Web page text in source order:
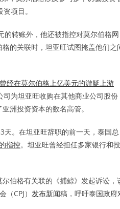
项目。
转账外，他还被指控对莫尔伯格网
的关联时，坦亚旺试图掩盖他们之
经在莫尔伯格上亿美元的游艇上游
为坦亚旺收购在其他商业公司股份
洲投资资本的数名高管。
。在坦亚旺辞职的前一天，泰国总
指控。坦亚旺曾经担任多家银行和投
伯格有关联的《捕鲸》发起诉讼，
CPJ） 发布新闻稿，呼吁泰国政府